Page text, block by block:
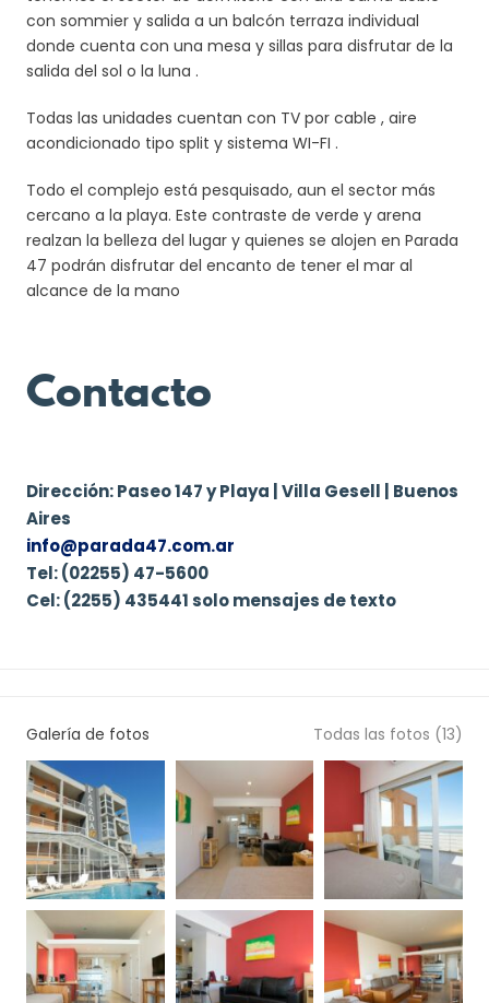
con sommier y salida a un balcón terraza individual
donde cuenta con una mesa y sillas para disfrutar de la
salida del sol o la luna .
Todas las unidades cuentan con TV por cable , aire
acondicionado tipo split y sistema WI-FI .
Todo el complejo está pesquisado, aun el sector más
cercano a la playa. Este contraste de verde y arena
realzan la belleza del lugar y quienes se alojen en Parada
47 podrán disfrutar del encanto de tener el mar al
alcance de la mano
Contacto
Dirección: Paseo 147 y Playa | Villa Gesell | Buenos
Aires
info@parada47.com.ar
Tel: (02255) 47-5600
Cel: (2255) 435441 solo mensajes de texto
Galería de fotos Todas las fotos (13)